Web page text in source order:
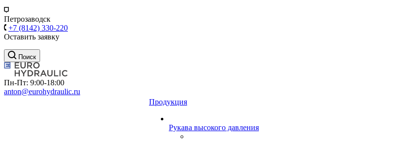
Петрозаводск
+7 (8142) 330-220
Оставить заявку
Поиск
Пн-Пт: 9:00-18:00
anton@eurohydraulic.ru
Продукция
Рукава высокого давления